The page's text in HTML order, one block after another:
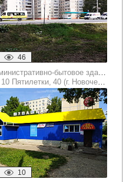
46
Административно-бытовое здание
Пятилетки, 40 (г. Новочебоксарск)
10